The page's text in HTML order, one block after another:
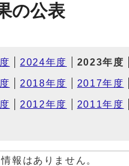
の公表
2024年度 2023年度
2018年度 2017年度
2012年度 2011年度
報はありません。